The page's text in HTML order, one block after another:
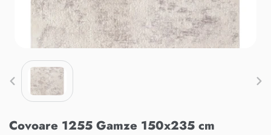
Covoare 1255 Gamze 150x235 cm